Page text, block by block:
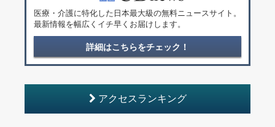
医療・介護に特化した日本最大級の無料ニュースサイト。
最新情報を幅広くイチ早くお届けします。
詳細はこちらをチェック！
アクセスランキング